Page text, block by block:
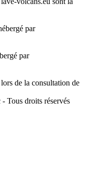
par
par
de la consultation de
Tous droits réservés